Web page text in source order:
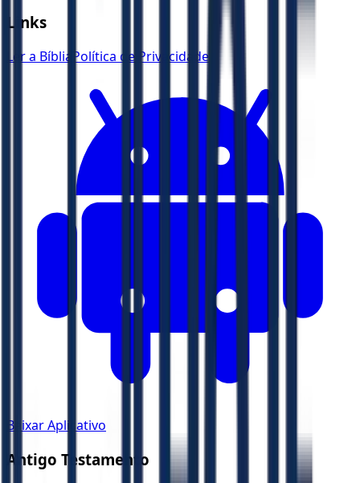
Links
Ler a Bíblia Política de Privacidade
Baixar Aplicativo
Antigo Testamento